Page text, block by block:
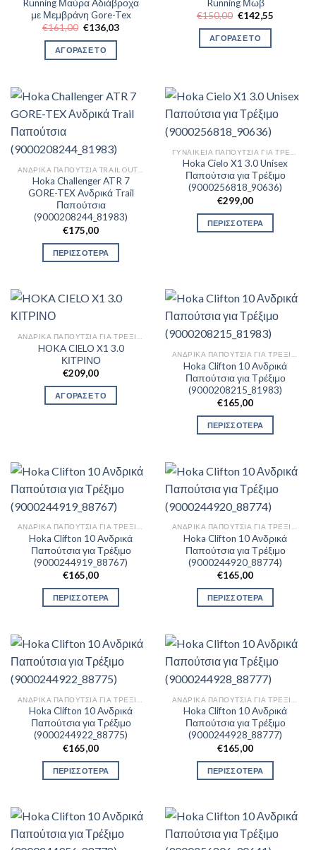
Running Μαύρα Αδιάβροχα
με Μεμβράνη Gore-Tex
€161,00 Original
was:
€161,00.
€136,03Η
ΑΓΟΡΑΣΕ ΤΟ
Running Μωβ
€150,00 Original
was:
€150,00.
€142,55
ΑΓΟΡΑΣΕ ΤΟ
ΑΝΔΡΙΚΆ ΠΑΠΟΎΤΣΙΑ TRAIL OUTDOR
Hoka Challenger ATR 7
GORE-TEX Ανδρικά Trail
Παπούτσια
(9000208244_81983)
€175,00
ΠΕΡΙΣΣΟΤΕΡΑ
Hoka Cielo X1 3.0 Unisex
Παπούτσια για Τρέξιμο
(9000256818_90636)
€299,00
ΠΕΡΙΣΣΟΤΕΡΑ
HOKA CIELO X1 3.0
ΚΙΤΡΙΝΟ
€209,00
ΑΓΟΡΑΣΕ ΤΟ
Hoka Clifton 10 Ανδρικά
Παπούτσια για Τρέξιμο
(9000208215_81983)
€165,00
ΠΕΡΙΣΣΟΤΕΡΑ
Hoka Clifton 10 Ανδρικά
Παπούτσια για Τρέξιμο
(9000244919_88767)
€165,00
ΠΕΡΙΣΣΟΤΕΡΑ
Hoka Clifton 10 Ανδρικά
Παπούτσια για Τρέξιμο
(9000244920_88774)
€165,00
ΠΕΡΙΣΣΟΤΕΡΑ
Hoka Clifton 10 Ανδρικά
Παπούτσια για Τρέξιμο
(9000244922_88775)
€165,00
ΠΕΡΙΣΣΟΤΕΡΑ
Hoka Clifton 10 Ανδρικά
Παπούτσια για Τρέξιμο
(9000244928_88777)
€165,00
ΠΕΡΙΣΣΟΤΕΡΑ